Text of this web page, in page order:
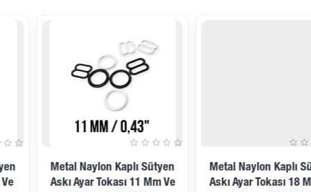
Metal Naylon Kaplı Sütyen
Askı Ayar Tokası 11 Mm Ve
Metal Naylon Kaplı Sütyen
Askı Ayar Tokası 18 Mm Ve